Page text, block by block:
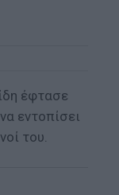
έφτασε
εντοπίσει
του.